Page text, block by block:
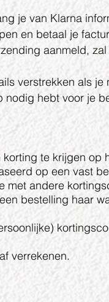
je van Klarna
en betaal je
aanmeld,
verstrekken als
nodig hebt voor je
te krijgen
op een vast
met andere
bestelling haar
verrekenen.